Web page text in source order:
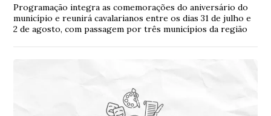
Programação integra as comemorações do aniversário do
município e reunirá cavalarianos entre os dias 31 de julho e
2 de agosto, com passagem por três municípios da região